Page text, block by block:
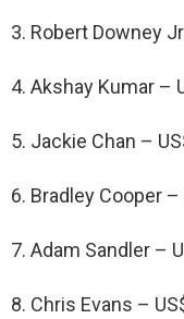
3. Robert Downey
4. Akshay Kumar –
5. Jackie Chan –
6. Bradley Cooper
7. Adam Sandler –
8. Chris Evans –